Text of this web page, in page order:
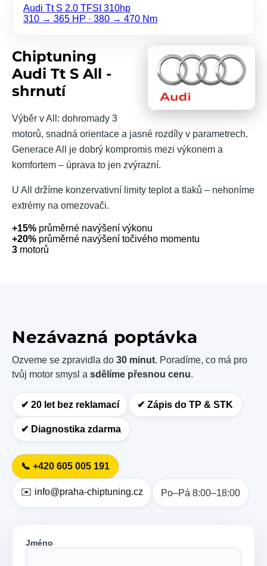
Audi Tt S 2.0 TFSI 310hp
310 → 365 HP · 380 → 470 Nm
Chiptuning
Audi Tt S All -
shrnutí
Výběr v All: dohromady 3
motorů, snadná orientace a jasné rozdíly v parametrech.
Generace All je dobrý kompromis mezi výkonem a
komfortem – úprava to jen zvýrazní.
U All držíme konzervativní limity teplot a tlaků – nehoníme
extrémy na omezovači.
+15% průměrné navýšení výkonu
+20% průměrné navýšení točivého momentu
3 motorů
Nezávazná poptávka
Ozveme se zpravidla do 30 minut. Poradíme, co má pro
tvůj motor smysl a sdělíme přesnou cenu.
✔︎ 20 let bez reklamací ✔︎ Zápis do TP & STK
✔︎ Diagnostika zdarma
📞 +420 605 005 191
✉️ info@praha-chiptuning.cz Po–Pá 8:00–18:00
Jméno